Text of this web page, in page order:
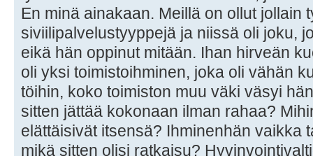
En minä ainakaan. Meillä on ollut jollain
siviilipalvelustyyppejä ja niissä oli joku,
eikä hän oppinut mitään. Ihan hirveän
oli yksi toimistoihminen, joka oli vähän
töihin, koko toimiston muu väki väsyi
sitten jättää kokonaan ilman rahaa?
elättäisivät itsensä? Ihminenhän vaikka
mikä sitten olisi ratkaisu?